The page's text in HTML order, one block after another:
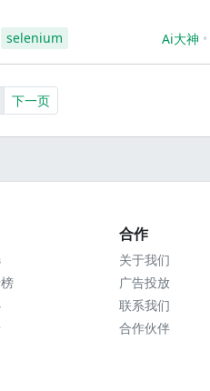
selenium Ai大神
下一页
合作
关于我们
广告投放
联系我们
合作伙伴